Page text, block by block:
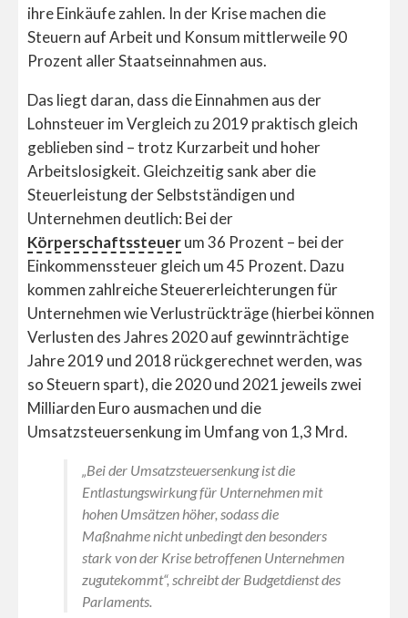
ihre Einkäufe zahlen. In der Krise machen die
Steuern auf Arbeit und Konsum mittlerweile 90
Prozent aller Staatseinnahmen aus.
Das liegt daran, dass die Einnahmen aus der
Lohnsteuer im Vergleich zu 2019 praktisch gleich
geblieben sind – trotz Kurzarbeit und hoher
Arbeitslosigkeit. Gleichzeitig sank aber die
Steuerleistung der Selbstständigen und
Unternehmen deutlich: Bei der
Körperschaftssteuerum 36 Prozent – bei der
Einkommenssteuer gleich um 45 Prozent. Dazu
kommen zahlreiche Steuererleichterungen für
Unternehmen wie Verlustrückträge (hierbei können
Verlusten des Jahres 2020 auf gewinnträchtige
Jahre 2019 und 2018 rückgerechnet werden, was
so Steuern spart), die 2020 und 2021 jeweils zwei
Milliarden Euro ausmachen und die
Umsatzsteuersenkung im Umfang von 1,3 Mrd.
„Bei der Umsatzsteuersenkung ist die
Entlastungswirkung für Unternehmen mit
hohen Umsätzen höher, sodass die
Maßnahme nicht unbedingt den besonders
stark von der Krise betroffenen Unternehmen
zugutekommt“, schreibt der Budgetdienst des
Parlaments.